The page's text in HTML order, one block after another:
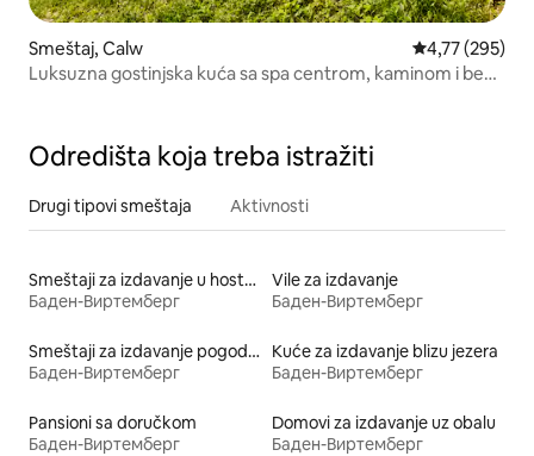
Smeštaj, Calw Prosečna
4,77 (295)
Luksuzna gostinjska kuća sa spa centrom, kaminom i bez
Odredišta koja treba istražiti
Drugi tipovi smeštaja Aktivnosti
Smeštaji za izdavanje u hostelima
Баден-Виртемберг
Vile za izdavanje
Баден-Виртемберг
Smeštaji za izdavanje pogodni za kućne ljubimce
Баден-Виртемберг
Kuće za izdavanje blizu jezera
Баден-Виртемберг
Pansioni sa doručkom
Баден-Виртемберг
Domovi za izdavanje uz obalu
Баден-Виртемберг